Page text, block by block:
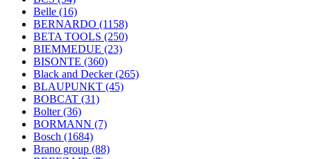
Belle (16)
BERNARDO (1158)
BETA TOOLS (250)
BIEMMEDUE (23)
BISONTE (360)
Black and Decker(265)
BLAUPUNKT (45)
BOBCAT (31)
Bolter(36)
BORMANN (7)
Bosch (1684)
Brano group (88)